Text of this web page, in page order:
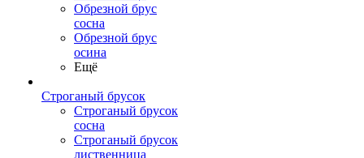
Обрезной брус
сосна
Обрезной брус
осина
Ещё
Строганый брусок
Строганый брусок
сосна
Строганый брусок
лиственница